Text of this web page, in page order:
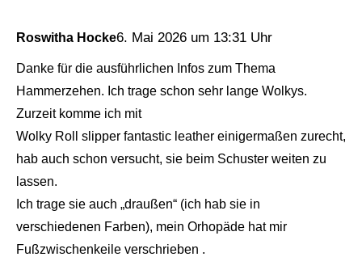
Roswitha Hocke6. Mai 2026 um 13:31 Uhr
Danke für die ausführlichen Infos zum Thema
Hammerzehen. Ich trage schon sehr lange Wolkys.
Zurzeit komme ich mit
Wolky Roll slipper fantastic leather einigermaßen zurecht,
hab auch schon versucht, sie beim Schuster weiten zu
lassen.
Ich trage sie auch „draußen“ (ich hab sie in
verschiedenen Farben), mein Orhopäde hat mir
Fußzwischenkeile verschrieben .